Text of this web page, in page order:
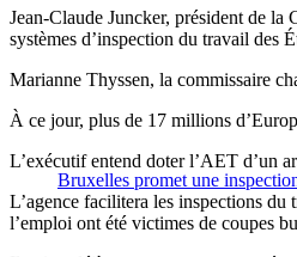
Jean-Claude Juncker, président de
systèmes d’inspection du travail des
Marianne Thyssen, la commissaire
À ce jour, plus de 17 millions
Bruxelles promet une
L’exécutif entend doter l’AET d’un
L’agence facilitera les inspections
l’emploi ont été victimes de coupes